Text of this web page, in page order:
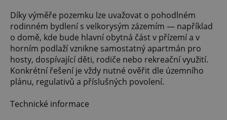
Díky výměře pozemku lze uvažovat o pohodlném
rodinném bydlení s velkorysým zázemím — například
o domě, kde bude hlavní obytná část v přízemí a v
horním podlaží vznikne samostatný apartmán pro
hosty, dospívající děti, rodiče nebo rekreační využití.
Konkrétní řešení je vždy nutné ověřit dle územního
plánu, regulativů a příslušných povolení.
Technické informace